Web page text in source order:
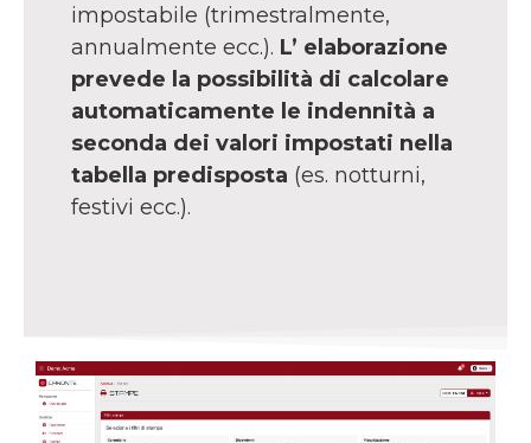
impostabile (trimestralmente,
annualmente ecc.). L’ elaborazione
prevede la possibilità di calcolare
automaticamente le indennità a
seconda dei valori impostati nella
tabella predisposta (es. notturni,
festivi ecc.).